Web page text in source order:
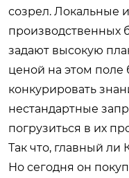
созрел. Локальные
производственных
задают высокую
ценой на этом
конкурировать
нестандартные
погрузиться в их
Так что, главный ли
Но сегодня он